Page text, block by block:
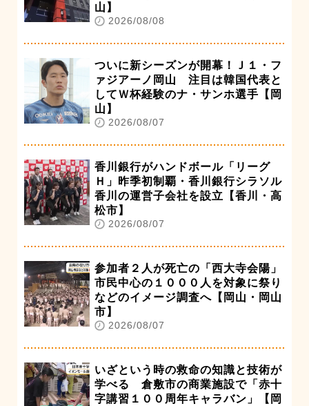
山】
2026/08/08
ついに新シーズンが開幕！Ｊ１・フ
ァジアーノ岡山 注目は韓国代表と
してＷ杯経験のナ・サンホ選手【岡
山】
2026/08/07
香川銀行がハンドボール「リーグ
Ｈ」昨季初制覇・香川銀行シラソル
香川の運営子会社を設立【香川・高
松市】
2026/08/07
参加者２人が死亡の「西大寺会陽」
市民中心の１０００人を対象に祭り
などのイメージ調査へ【岡山・岡山
市】
2026/08/07
いざという時の救命の知識と技術が
学べる 倉敷市の商業施設で「赤十
字講習１００周年キャラバン」【岡